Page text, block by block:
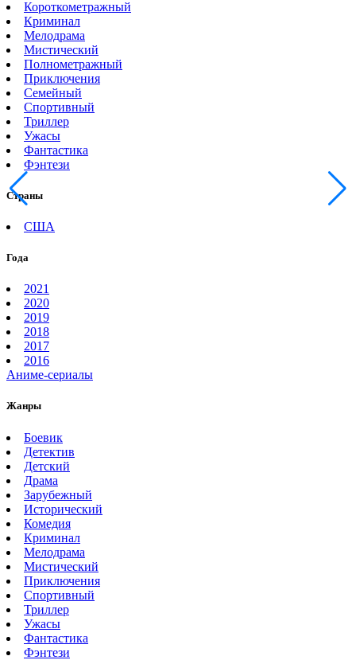
Короткометражный
Криминал
Мелодрама
Мистический
Полнометражный
Приключения
Семейный
Спортивный
Триллер
Ужасы
Фантастика
Фэнтези
Страны
США
Года
2021
2020
2019
2018
2017
2016
Аниме-сериалы
Жанры
Боевик
Детектив
Детский
Драма
Зарубежный
Исторический
Комедия
Криминал
Мелодрама
Мистический
Приключения
Спортивный
Триллер
Ужасы
Фантастика
Фэнтези